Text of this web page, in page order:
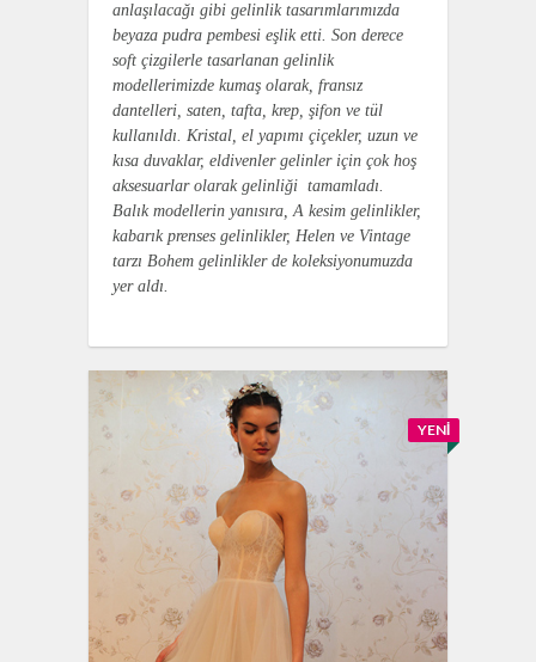
anlaşılacağı gibi gelinlik tasarımlarımızda
beyaza pudra pembesi eşlik etti. Son derece
soft çizgilerle tasarlanan gelinlik
modellerimizde kumaş olarak, fransız
dantelleri, saten, tafta, krep, şifon ve tül
kullanıldı. Kristal, el yapımı çiçekler, uzun ve
kısa duvaklar, eldivenler gelinler için çok hoş
aksesuarlar olarak gelinliği tamamladı.
Balık modellerin yanısıra, A kesim gelinlikler,
kabarık prenses gelinlikler, Helen ve Vintage
tarzı Bohem gelinlikler de koleksiyonumuzda
yer aldı.
YENI